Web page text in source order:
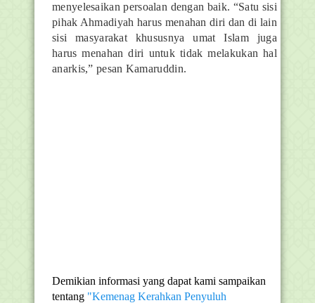
menyelesaikan persoalan dengan baik. “Satu sisi
pihak Ahmadiyah harus menahan diri dan di lain
sisi masyarakat khususnya umat Islam juga
harus menahan diri untuk tidak melakukan hal
anarkis,” pesan Kamaruddin.
Demikian informasi yang dapat kami sampaikan
tentang "Kemenag Kerahkan Penyuluh